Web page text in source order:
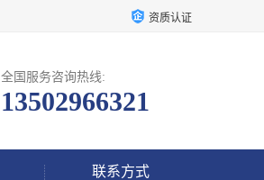
资质认证
全国服务咨询热线:
13502966321
联系方式